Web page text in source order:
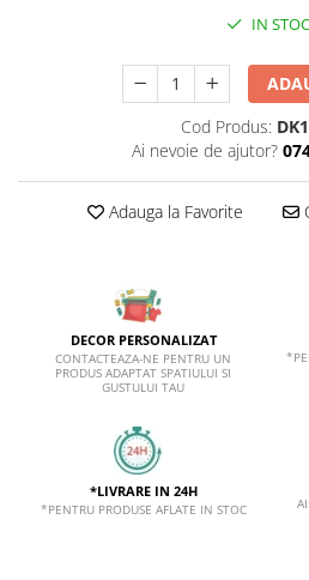
IN STOC
Cod Produs:
Ai nevoie de ajutor?
Adauga la Favorite
DECOR PERSONALIZAT
CONTACTEAZA-NE PENTRU UN
PRODUS ADAPTAT SPATIULUI SI
GUSTULUI TAU
*LIVRARE IN 24H
*PENTRU PRODUSE AFLATE IN STOC